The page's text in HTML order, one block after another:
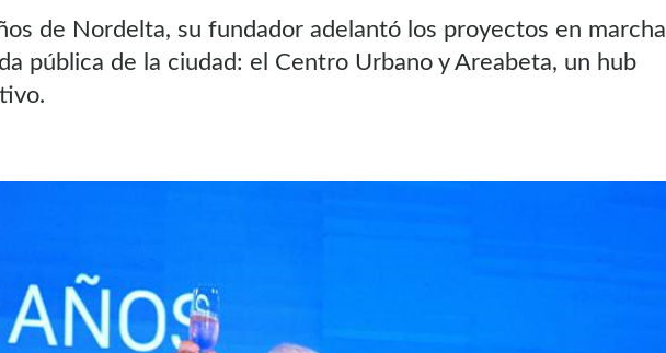
de Nordelta, su fundador adelantó los proyectos en marcha
pública de la ciudad: el Centro Urbano y Areabeta, un hub